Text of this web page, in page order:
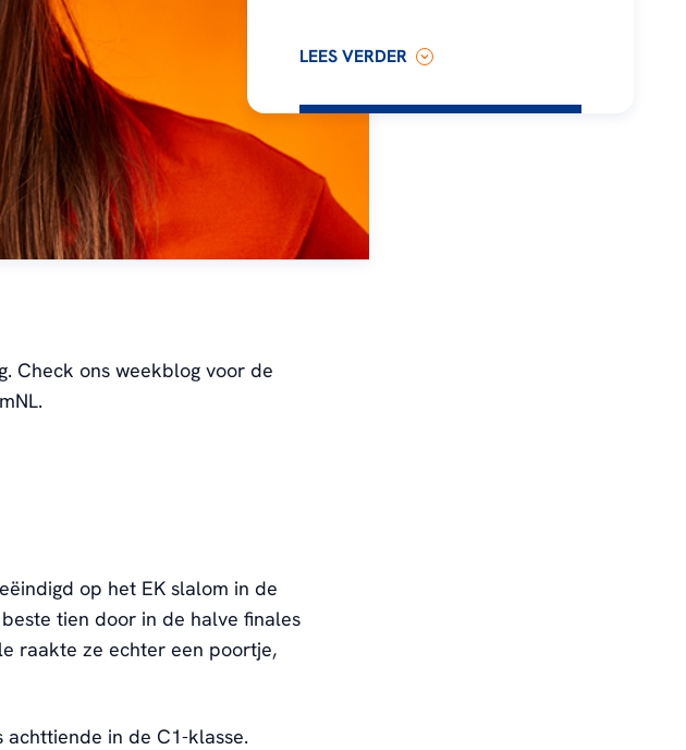
LEES VERDER
Check ons ​​weekblog voor de
op het EK slalom in de
tien door in de halve finales
raakte ze echter een poortje,
in de C1-klasse.